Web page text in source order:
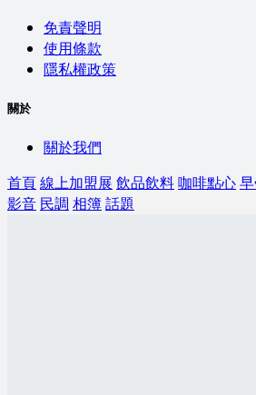
免責聲明
使用條款
隱私權政策
關於
關於我們
首頁線上加盟展 飲品飲料咖啡點心
影音 民調 相簿話題